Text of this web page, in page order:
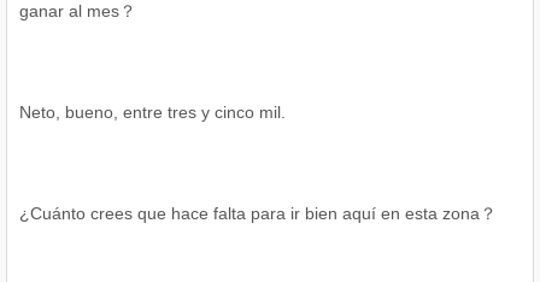
ganar al mes？
Neto, bueno, entre tres y cinco mil.
¿Cuánto crees que hace falta para ir bien aquí en esta zona？